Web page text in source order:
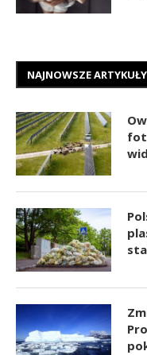
NAJNOWSZE ARTYKUŁY